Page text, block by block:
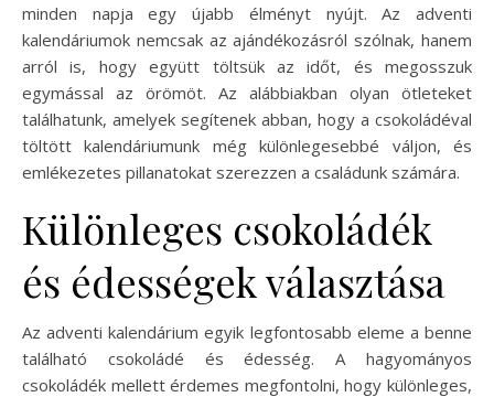
minden napja egy újabb élményt nyújt. Az adventi
kalendáriumok nemcsak az ajándékozásról szólnak, hanem
arról is, hogy együtt töltsük az időt, és megosszuk
egymással az örömöt. Az alábbiakban olyan ötleteket
találhatunk, amelyek segítenek abban, hogy a csokoládéval
töltött kalendáriumunk még különlegesebbé váljon, és
emlékezetes pillanatokat szerezzen a családunk számára.
Különleges csokoládék
és édességek választása
Az adventi kalendárium egyik legfontosabb eleme a benne
található csokoládé és édesség. A hagyományos
csokoládék mellett érdemes megfontolni, hogy különleges,